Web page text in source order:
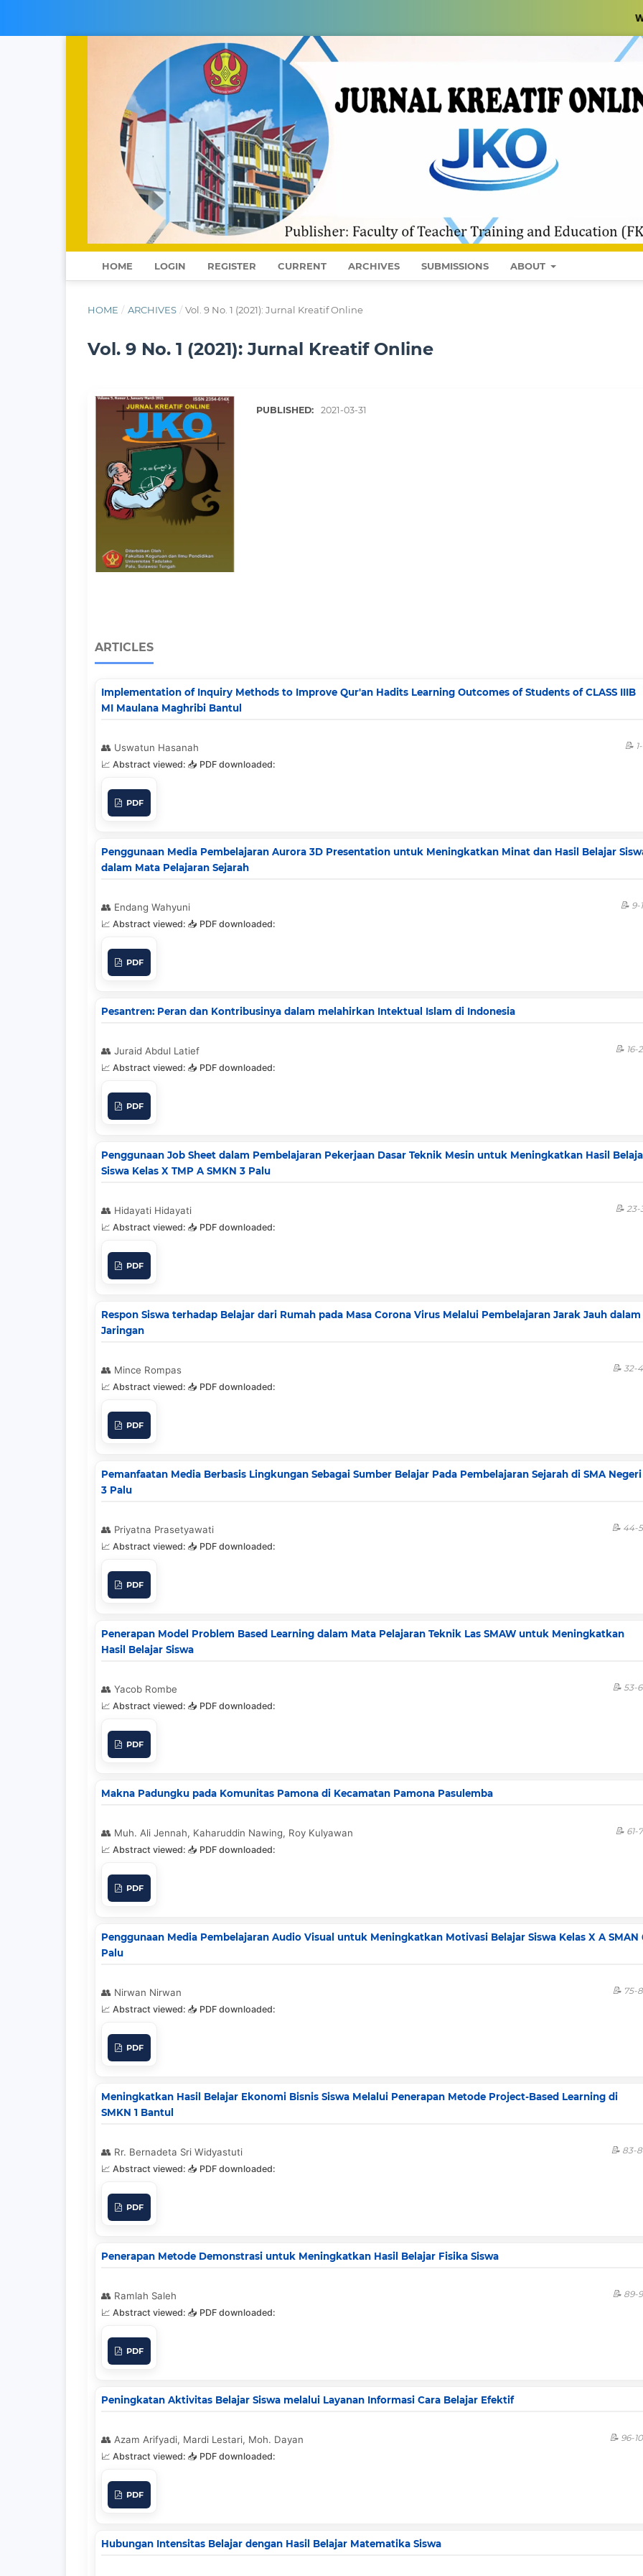
Welcome to
HOME LOGIN REGISTER CURRENT ARCHIVES SUBMISSIONS ABOUT
HOME / ARCHIVES / Vol. 9 No. 1 (2021): Jurnal Kreatif Online
Vol. 9 No. 1 (2021): Jurnal Kreatif Online
PUBLISHED: 2021-03-31
ARTICLES
Implementation of Inquiry Methods to Improve Qur'an Hadits Learning Outcomes of Students of CLASS IIIB
MI Maulana Maghribi Bantul
Uswatun Hasanah
PDF
Penggunaan Media Pembelajaran Aurora 3D Presentation untuk Meningkatkan Minat dan Hasil Belajar
dalam Mata Pelajaran Sejarah
Endang Wahyuni 9-
PDF
Pesantren: Peran dan Kontribusinya dalam melahirkan Intektual Islam di Indonesia
Juraid Abdul Latief 16-
PDF
Penggunaan Job Sheet dalam Pembelajaran Pekerjaan Dasar Teknik Mesin untuk Meningkatkan Hasil
Siswa Kelas X TMP A SMKN 3 Palu
Hidayati Hidayati 23-
PDF
Respon Siswa terhadap Belajar dari Rumah pada Masa Corona Virus Melalui Pembelajaran Jarak Jauh dalam
Jaringan
Mince Rompas 32-
PDF
Pemanfaatan Media Berbasis Lingkungan Sebagai Sumber Belajar Pada Pembelajaran Sejarah di SMA Negeri
3 Palu
Priyatna Prasetyawati 44-
PDF
Penerapan Model Problem Based Learning dalam Mata Pelajaran Teknik Las SMAW untuk Meningkatkan
Hasil Belajar Siswa
Yacob Rombe 53-
PDF
Makna Padungku pada Komunitas Pamona di Kecamatan Pamona Pasulemba
Muh. Ali Jennah, Kaharuddin Nawing, Roy Kulyawan 61-
PDF
Penggunaan Media Pembelajaran Audio Visual untuk Meningkatkan Motivasi Belajar Siswa Kelas X A SMAN
Palu
Nirwan Nirwan 75-
PDF
Meningkatkan Hasil Belajar Ekonomi Bisnis Siswa Melalui Penerapan Metode Project-Based Learning di
SMKN 1 Bantul
Rr. Bernadeta Sri Widyastuti 83-
PDF
Penerapan Metode Demonstrasi untuk Meningkatkan Hasil Belajar Fisika Siswa
Ramlah Saleh 89-
PDF
Peningkatan Aktivitas Belajar Siswa melalui Layanan Informasi Cara Belajar Efektif
Azam Arifyadi, Mardi Lestari, Moh. Dayan 96-
PDF
Hubungan Intensitas Belajar dengan Hasil Belajar Matematika Siswa